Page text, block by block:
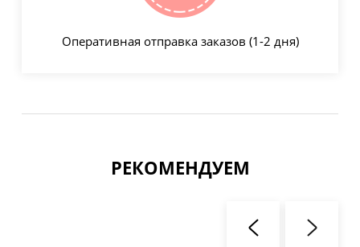
Оперативная отправка заказов (1-2 дня)
РЕКОМЕНДУЕМ